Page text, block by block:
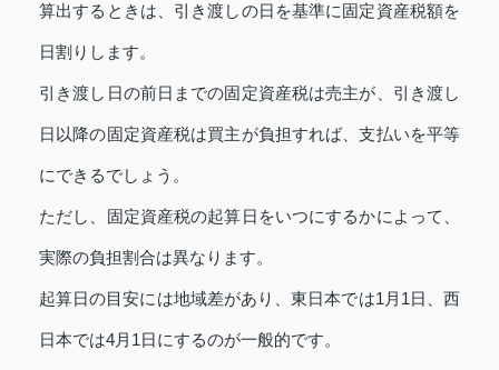
算出するときは、引き渡しの日を基準に固定資産税額を
日割りします。
引き渡し日の前日までの固定資産税は売主が、引き渡し
日以降の固定資産税は買主が負担すれば、支払いを平等
にできるでしょう。
ただし、固定資産税の起算日をいつにするかによって、
実際の負担割合は異なります。
起算日の目安には地域差があり、東日本では1月1日、西
日本では4月1日にするのが一般的です。